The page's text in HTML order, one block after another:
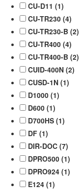
CU-D11 (1)
CU-TR230 (4)
CU-TR230-B (2)
CU-TR400 (4)
CU-TR400-B (2)
CUID-400N (2)
CUSD-1N (1)
D1000 (1)
D600 (1)
D700HS (1)
DF (1)
DIR-DOC (7)
DPRO500 (1)
DPRO924 (1)
E124 (1)